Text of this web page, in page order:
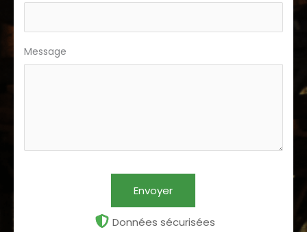
Message
Envoyer
Données sécurisées